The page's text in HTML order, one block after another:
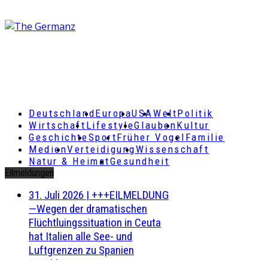
DeutschlandEuropaUSAWeltPolitik
Wirtschaft LifestyleGlaubenKultur
GeschichteSportFrüher Vogel Familie
MedienVerteidigungWissenschaft
Natur & HeimatGesundheit
Eilmeldungen
31. Juli 2026 | +++EILMELDUNG
—Wegen der dramatischen
Flüchtluingssituation in Ceuta
hat Italien alle See- und
Luftgrenzen zu Spanien